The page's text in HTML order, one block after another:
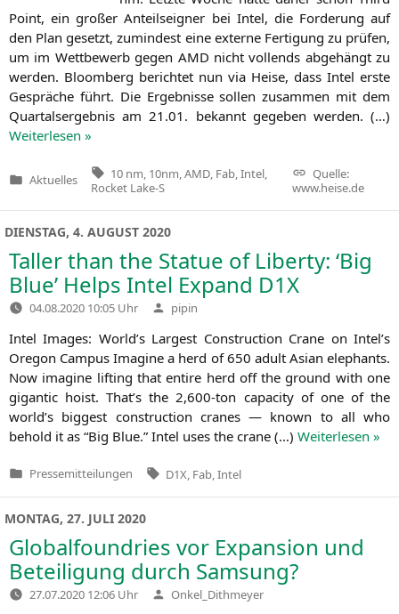
Point, ein gro­ßer Anteils­eig­ner bei Intel, die For­de­rung auf
den Plan gesetzt, zumin­dest eine exter­ne Fer­ti­gung zu prü­fen,
um im Wett­be­werb gegen AMD nicht voll­ends abge­hängt zu
wer­den. Bloom­berg berich­tet nun via Hei­se, dass Intel ers­te
Gesprä­che führt. Die Ergeb­nis­se sol­len zusam­men mit dem
Quar­tals­er­geb­nis am 21.01. bekannt gege­ben wer­den. (…)
Wei­ter­le­sen »
Veröffentlicht
Aktuelles
Tags:
10 nm 10nm AMD Fab Intel
Rocket Lake-S
Quelle:
www.heise.de
DIENSTAG, 4. AUGUST 2020
Taller than the Statue of Liberty: ‘Big
Blue’ Helps Intel Expand D1X
04.08.2020 10:05 Uhr Verfasst
von
pipin
Intel Images: World’s Lar­gest Con­s­truc­tion Cra­ne on Intel’s
Ore­gon Cam­pus Ima­gi­ne a herd of 650 adult Asi­an ele­phants.
Now ima­gi­ne lif­ting that enti­re herd off the ground with one
gigan­tic hoist. That’s the 2,600-ton capa­ci­ty of one of the
world’s big­gest con­s­truc­tion cra­nes — known to all who
behold it as “Big Blue.” Intel uses the cra­ne (…) Wei­ter­le­sen »
Veröffentlicht
Pressemitteilungen Tags:
D1X Fab Intel
MONTAG, 27. JULI 2020
Globalfoundries vor Expansion und
Beteiligung durch Samsung?
27.07.2020 12:06 Uhr Verfasst
von
Onkel_Dithmeyer